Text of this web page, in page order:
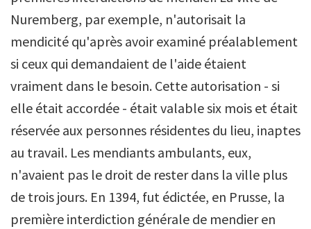
Nuremberg, par exemple, n'autorisait la
mendicité qu'après avoir examiné préalablement
si ceux qui demandaient de l'aide étaient
vraiment dans le besoin. Cette autorisation - si
elle était accordée - était valable six mois et était
réservée aux personnes résidentes du lieu, inaptes
au travail. Les mendiants ambulants, eux,
n'avaient pas le droit de rester dans la ville plus
de trois jours. En 1394, fut édictée, en Prusse, la
première interdiction générale de mendier en